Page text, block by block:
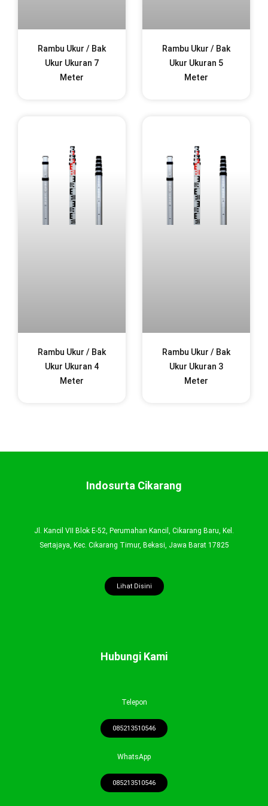
Rambu Ukur / Bak
Ukur Ukuran 7
Meter
Rambu Ukur / Bak
Ukur Ukuran 5
Meter
Rambu Ukur / Bak
Ukur Ukuran 4
Meter
Rambu Ukur / Bak
Ukur Ukuran 3
Meter
Indosurta Cikarang
Jl. Kancil VII Blok E-52, Perumahan Kancil, Cikarang Baru, Kel.
Sertajaya, Kec. Cikarang Timur, Bekasi, Jawa Barat 17825
Lihat Disini
Hubungi Kami
Telepon
085213510546
WhatsApp
085213510546